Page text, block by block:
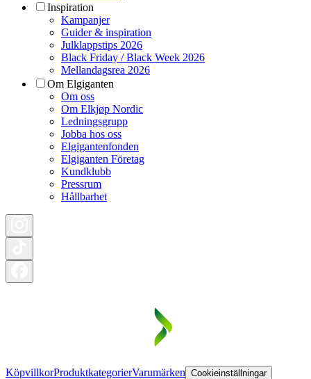
Inspiration
Kampanjer
Guider & inspiration
Julklappstips 2026
Black Friday / Black Week 2026
Mellandagsrea 2026
Om Elgiganten
Om oss
Om Elkjøp Nordic
Ledningsgrupp
Jobba hos oss
Elgigantenfonden
Elgiganten Företag
Kundklubb
Pressrum
Hållbarhet
KöpvillkorProduktkategorierVarumärken Cookieinställningar